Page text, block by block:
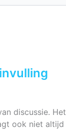
discussie. Het
ook niet altijd